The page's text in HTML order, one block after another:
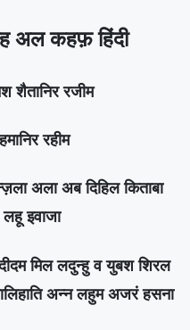
अल कहफ़ हिंदी
शैतानिर रजीम
रहीम
अला अब दिहिल किताबा
इवाजा
मिल लदुन्हु व युबश शिरल
अन्न लहुम अजरं हसना